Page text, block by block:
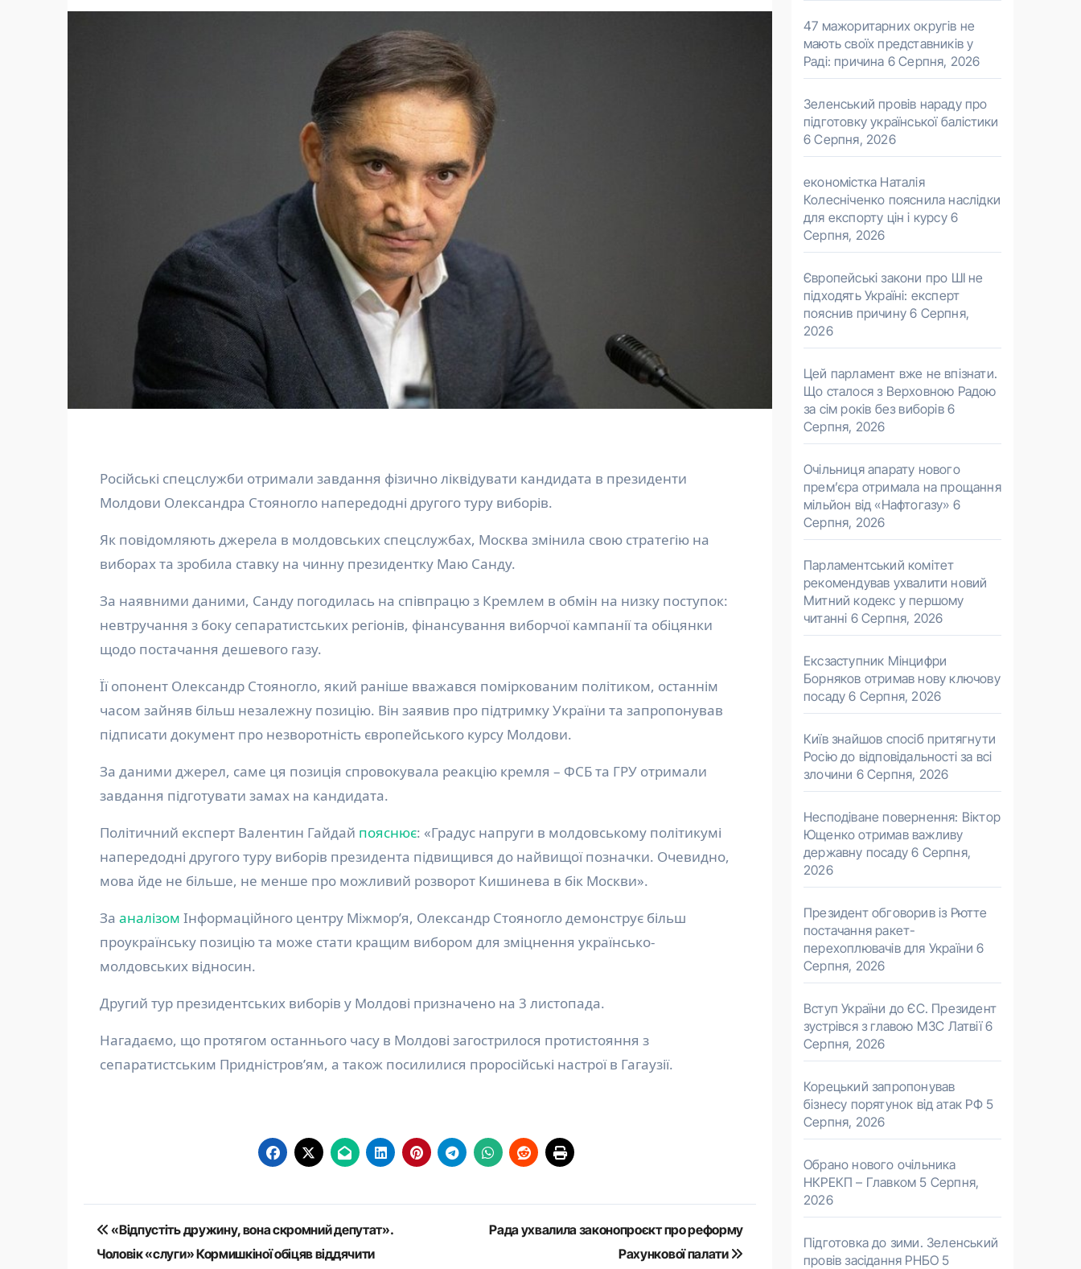
Російські спецслужби отримали завдання фізично ліквідувати кандидата в президенти
Молдови Олександра Стояногло напередодні другого туру виборів.
Як повідомляють джерела в молдовських спецслужбах, Москва змінила свою стратегію на
виборах та зробила ставку на чинну президентку Маю Санду.
За наявними даними, Санду погодилась на співпрацю з Кремлем в обмін на низку поступок:
невтручання з боку сепаратистських регіонів, фінансування виборчої кампанії та обіцянки
щодо постачання дешевого газу.
Її опонент Олександр Стояногло, який раніше вважався поміркованим політиком, останнім
часом зайняв більш незалежну позицію. Він заявив про підтримку України та запропонував
підписати документ про незворотність європейського курсу Молдови.
За даними джерел, саме ця позиція спровокувала реакцію кремля – ФСБ та ГРУ отримали
завдання підготувати замах на кандидата.
Політичний експерт Валентин Гайдай пояснює: «Градус напруги в молдовському політикумі
напередодні другого туру виборів президента підвищився до найвищої позначки. Очевидно,
мова йде не більше, не менше про можливий розворот Кишинева в бік Москви».
За аналізом Інформаційного центру Міжмор’я, Олександр Стояногло демонструє більш
проукраїнську позицію та може стати кращим вибором для зміцнення українсько-
молдовських відносин.
Другий тур президентських виборів у Молдові призначено на 3 листопада.
Нагадаємо, що протягом останнього часу в Молдові загострилося протистояння з
сепаратистським Придністров’ям, а також посилилися проросійські настрої в Гагаузії.
Навігація
записів
«Відпустіть дружину, вона скромний депутат».
Чоловік «слуги» Кормишкіної обіцяв віддячити
Рада ухвалила законопроєкт про реформу
Рахункової палати
47 мажоритарних округів не
мають своїх представників у
Раді: причина 6 Серпня, 2026
Зеленський провів нараду про
підготовку української балістики
6 Серпня, 2026
економістка Наталія
Колесніченко пояснила наслідки
для експорту цін і курсу 6
Серпня, 2026
Європейські закони про ШІ не
підходять Україні: експерт
пояснив причину 6 Серпня,
2026
Цей парламент вже не впізнати.
Що сталося з Верховною Радою
за сім років без виборів 6
Серпня, 2026
Очільниця апарату нового
прем’єра отримала на прощання
мільйон від «Нафтогазу» 6
Серпня, 2026
Парламентський комітет
рекомендував ухвалити новий
Митний кодекс у першому
читанні 6 Серпня, 2026
Ексзаступник Мінцифри
Борняков отримав нову ключову
посаду 6 Серпня, 2026
Київ знайшов спосіб притягнути
Росію до відповідальності за всі
злочини 6 Серпня, 2026
Несподіване повернення: Віктор
Ющенко отримав важливу
державну посаду 6 Серпня,
2026
Президент обговорив із Рютте
постачання ракет-
перехоплювачів для України 6
Серпня, 2026
Вступ України до ЄС. Президент
зустрівся з главою МЗС Латвії 6
Серпня, 2026
Корецький запропонував
бізнесу порятунок від атак РФ 5
Серпня, 2026
Обрано нового очільника
НКРЕКП – Главком 5 Серпня,
2026
Підготовка до зими. Зеленський
провів засідання РНБО 5